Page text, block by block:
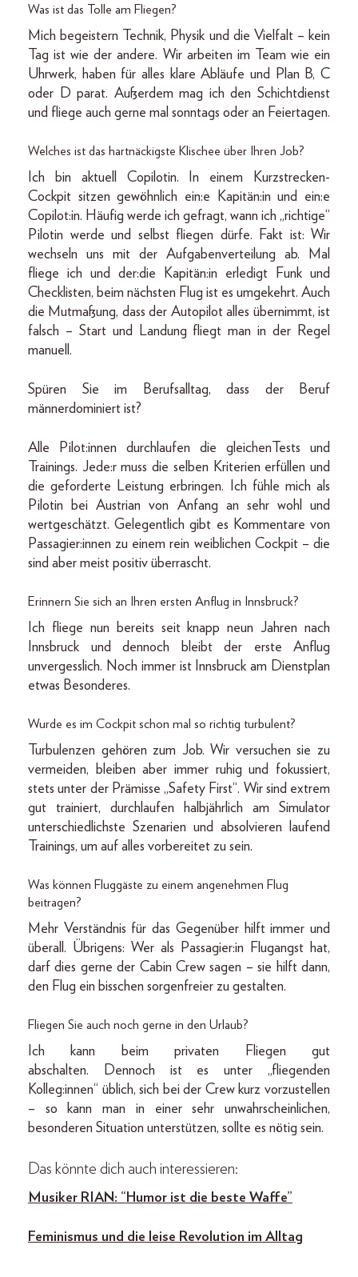
Was ist das Tolle am Fliegen?
Mich begeistern Technik, Physik und die Vielfalt – kein
Tag ist wie der andere. Wir arbeiten im Team wie ein
Uhrwerk, haben für alles klare Abläufe und Plan B, C
oder D parat. Außerdem mag ich den Schichtdienst
und fliege auch gerne mal sonntags oder an Feiertagen.
Welches ist das hartnäckigste Klischee über Ihren Job?
Ich bin aktuell Copilotin. In einem Kurzstrecken-
Cockpit sitzen gewöhnlich ein:e Kapitän:in und ein:e
Copilot:in. Häufig werde ich gefragt, wann ich „richtige“
Pilotin werde und selbst fliegen dürfe. Fakt ist: Wir
wechseln uns mit der Aufgabenverteilung ab. Mal
fliege ich und der:die Kapitän:in erledigt Funk und
Checklisten, beim nächsten Flug ist es umgekehrt. Auch
die Mutmaßung, dass der Autopilot alles übernimmt, ist
falsch – Start und Landung fliegt man in der Regel
manuell.
Spüren Sie im Berufsalltag, dass der Beruf
männerdominiert ist?
Alle Pilot:innen durchlaufen die gleichenTests und
Trainings. Jede:r muss die selben Kriterien erfüllen und
die geforderte Leistung erbringen. Ich fühle mich als
Pilotin bei Austrian von Anfang an sehr wohl und
wertgeschätzt. Gelegentlich gibt es Kommentare von
Passagier:innen zu einem rein weiblichen Cockpit – die
sind aber meist positiv überrascht.
Erinnern Sie sich an Ihren ersten Anflug in Innsbruck?
Ich fliege nun bereits seit knapp neun Jahren nach
Innsbruck und dennoch bleibt der erste Anflug
unvergesslich. Noch immer ist Innsbruck am Dienstplan
etwas Besonderes.
Wurde es im Cockpit schon mal so richtig turbulent?
Turbulenzen gehören zum Job. Wir versuchen sie zu
vermeiden, bleiben aber immer ruhig und fokussiert,
stets unter der Prämisse „Safety First“. Wir sind extrem
gut trainiert, durchlaufen halbjährlich am Simulator
unterschiedlichste Szenarien und absolvieren laufend
Trainings, um auf alles vorbereitet zu sein.
Was können Fluggäste zu einem angenehmen Flug
beitragen?
Mehr Verständnis für das Gegenüber hilft immer und
überall. Übrigens: Wer als Passagier:in Flugangst hat,
darf dies gerne der Cabin Crew sagen – sie hilft dann,
den Flug ein bisschen sorgenfreier zu gestalten.
Fliegen Sie auch noch gerne in den Urlaub?
Ich kann beim privaten Fliegen gut
abschalten. Dennoch ist es unter „fliegenden
Kolleg:innen“ üblich, sich bei der Crew kurz vorzustellen
– so kann man in einer sehr unwahrscheinlichen,
besonderen Situation unterstützen, sollte es nötig sein.
Das könnte dich auch interessieren:
Musiker RIAN: “Humor ist die beste Waffe”
Feminismus und die leise Revolution im Alltag